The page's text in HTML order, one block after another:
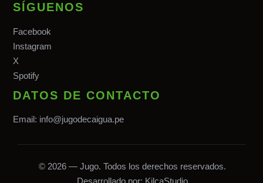
SÍGUENOS
Facebook
Instagram
X
Spotify
DATOS DE CONTACTO
Email: info@jugodecaigua.pe
© 2026 — Jugo. Todos los derechos reservados.
Desarrollado por: KilcaStudio